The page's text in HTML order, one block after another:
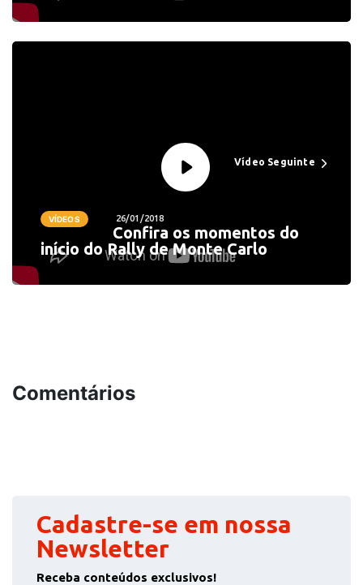
Vídeo Seguinte
VÍDEOS 26/01/2018
Confira os momentos do
início do Rally de Monte Carlo
Comentários
Cadastre-se em nossa
Newsletter
Receba conteúdos exclusivos!